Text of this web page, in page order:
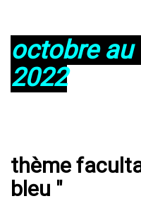
octobre au
2022
thème
bleu "